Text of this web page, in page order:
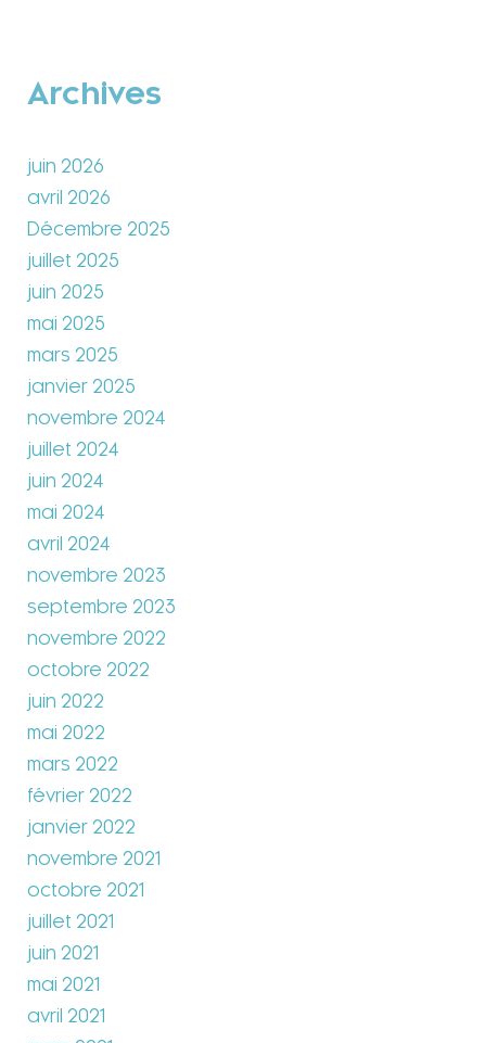
Archives
juin 2026
avril 2026
Décembre 2025
juillet 2025
juin 2025
mai 2025
mars 2025
janvier 2025
novembre 2024
juillet 2024
juin 2024
mai 2024
avril 2024
novembre 2023
septembre 2023
novembre 2022
octobre 2022
juin 2022
mai 2022
mars 2022
février 2022
janvier 2022
novembre 2021
octobre 2021
juillet 2021
juin 2021
mai 2021
avril 2021